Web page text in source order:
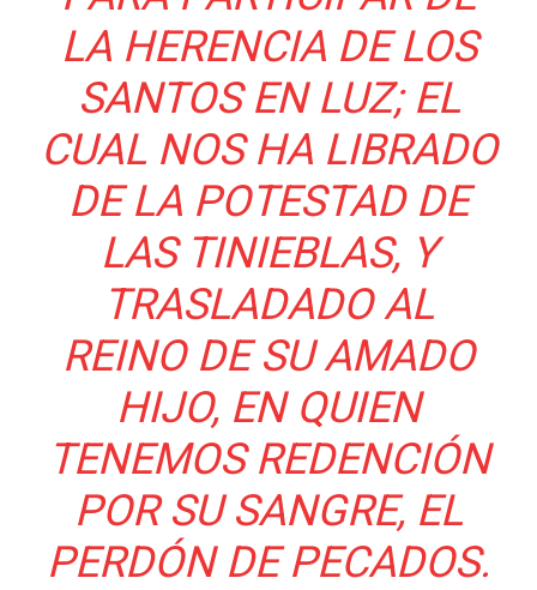
LA HERENCIA DE LOS
SANTOS EN LUZ; EL
CUAL NOS HA LIBRADO
DE LA POTESTAD DE
LAS TINIEBLAS, Y
TRASLADADO AL
REINO DE SU AMADO
HIJO, EN QUIEN
TENEMOS REDENCIÓN
POR SU SANGRE, EL
PERDÓN DE PECADOS.